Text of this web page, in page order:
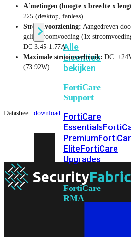
Licentie
Alle
Licenties
bekijken
FortiCare
Support
FortiCare
Essentials
Premium
EliteFortiCare
Upgrades
FortiCare
RMA
Afmetingen (hoogte x breedte x
225 (desktop, fanless)
Stroomvoorziening: Aangedreven
gelijkstroomvoeding (1x
DC 3.45-1.77A
Maximale stroomverbruik: DC:
(73.92W)
Datasheet: download